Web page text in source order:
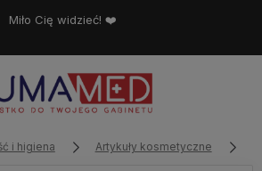
Miło Cię widzieć! ❤️
i higiena Artykuły kosmetyczne